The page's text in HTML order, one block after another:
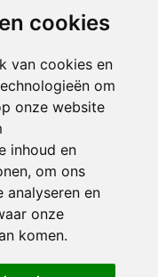
cookies
van cookies en
om
onze website
inhoud en
om ons
analyseren en
onze
komen.